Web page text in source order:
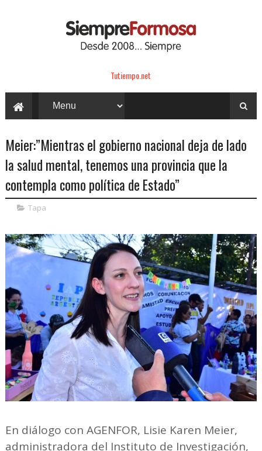
Tutiempo.net
Meier:”Mientras el gobierno nacional deja de lado
la salud mental, tenemos una provincia que la
contempla como política de Estado”
Tapa
En diálogo con AGENFOR, Lisie Karen Meier,
administradora del Instituto de Investigación,